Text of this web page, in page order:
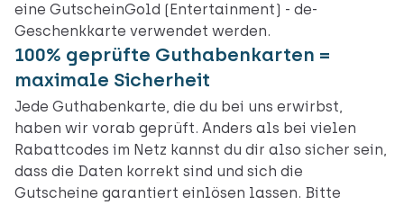
eine GutscheinGold (Entertainment) - de-
Geschenkkarte verwendet werden.
100% geprüfte Guthabenkarten =
maximale Sicherheit
Jede Guthabenkarte, die du bei uns erwirbst,
haben wir vorab geprüft. Anders als bei vielen
Rabattcodes im Netz kannst du dir also sicher sein,
dass die Daten korrekt sind und sich die
Gutscheine garantiert einlösen lassen. Bitte